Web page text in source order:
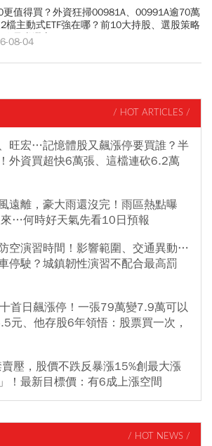
更值得買？外資狂掃00981A、00991A逾70萬
檔主動式ETF強在哪？前10大持股、選股策略
暴賺選它
08-04
/ HOT ARTICLES /
旺宏…記憶體股又飆漲停要買誰？半
外資買超快6萬張、這檔連砍6.2萬
遠離，豪大雨還沒完！雨區熱點曝
…何時好天氣先看10日預報
空演習時間！影響範圍、交通異動…
停駛？城鎮韌性演習不配合最高罰
首日飆漲停！一張79萬變7.9萬可以
元、他存股6年領悟：股票買一次，
壓，股價不跌反暴漲15%創最大漲
！最新目標價：有6成上漲空間
/ HOT NEWS /